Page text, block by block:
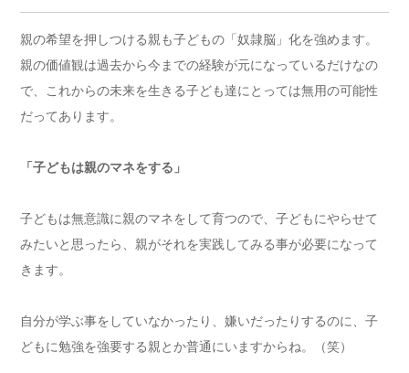
親の希望を押しつける親も子どもの「奴隷脳」化を強めます。
親の価値観は過去から今までの経験が元になっているだけなの
で、これからの未来を生きる子ども達にとっては無用の可能性
だってあります。
「子どもは親のマネをする」
子どもは無意識に親のマネをして育つので、子どもにやらせて
みたいと思ったら、親がそれを実践してみる事が必要になって
きます。
自分が学ぶ事をしていなかったり、嫌いだったりするのに、子
どもに勉強を強要する親とか普通にいますからね。（笑）